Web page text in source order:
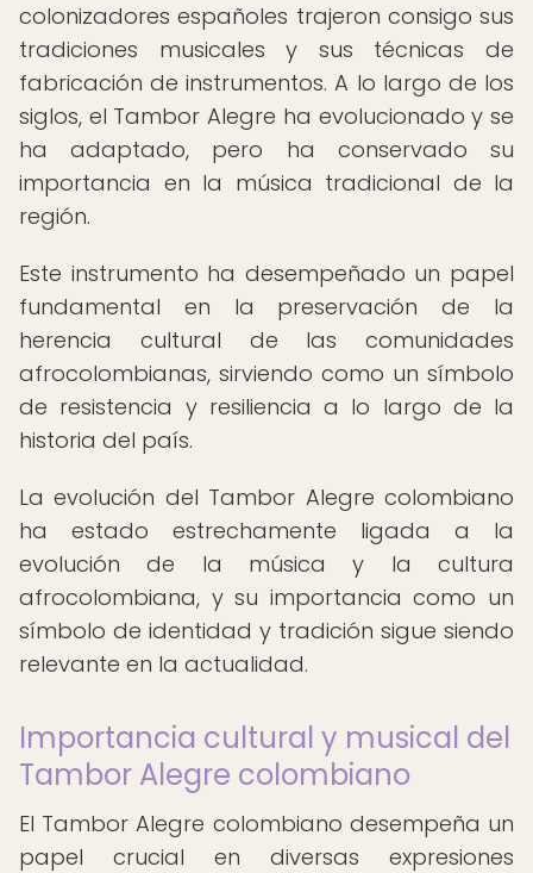
colonizadores españoles trajeron consigo sus
tradiciones musicales y sus técnicas de
fabricación de instrumentos. A lo largo de los
siglos, el Tambor Alegre ha evolucionado y se
ha adaptado, pero ha conservado su
importancia en la música tradicional de la
región.
Este instrumento ha desempeñado un papel
fundamental en la preservación de la
herencia cultural de las comunidades
afrocolombianas, sirviendo como un símbolo
de resistencia y resiliencia a lo largo de la
historia del país.
La evolución del Tambor Alegre colombiano
ha estado estrechamente ligada a la
evolución de la música y la cultura
afrocolombiana, y su importancia como un
símbolo de identidad y tradición sigue siendo
relevante en la actualidad.
Importancia cultural y musical del
Tambor Alegre colombiano
El Tambor Alegre colombiano desempeña un
papel crucial en diversas expresiones